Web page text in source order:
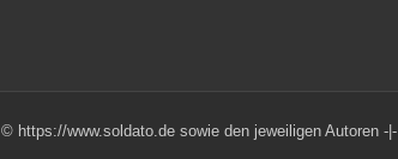
© https://www.soldato.de sowie den jeweiligen Autoren -|-